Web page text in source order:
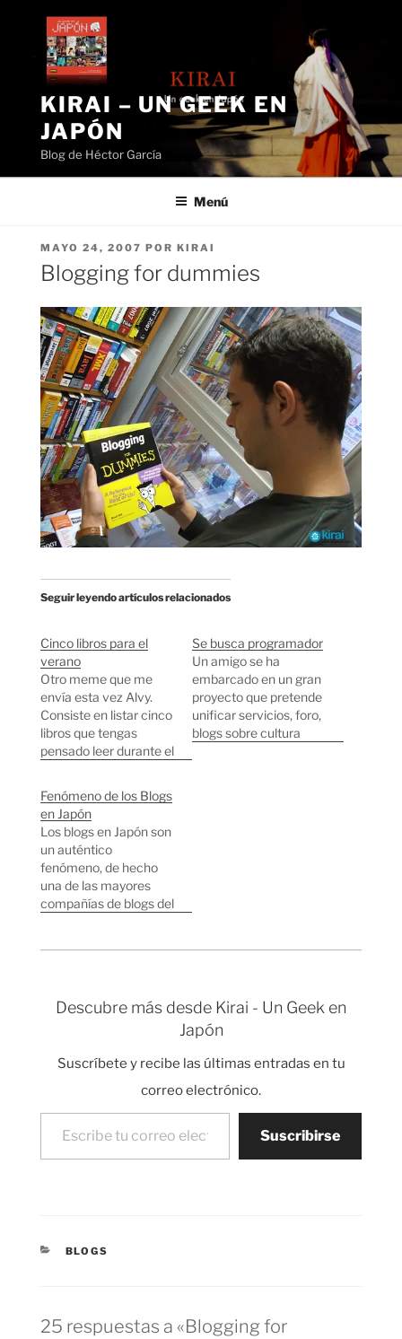
contenido
KIRAI – UN GEEK EN
JAPÓN
Blog de Héctor García
Menú
PUBLICADO
EL
MAYO 24, 2007 POR KIRAI
Blogging for dummies
Seguir leyendo artículos relacionados
Cinco libros para el
verano
Otro meme que me
envía esta vez Alvy.
Consiste en listar cinco
libros que tengas
pensado leer durante el
recomendación del
padre de Carlos. 2.-
Software Development
for Small Teams, creo
que es el siguiente
paso después de leer
Peopleware. 3.-
Mathematics: A
Se busca programador
Un amigo se ha
embarcado en un gran
proyecto que pretende
unificar servicios, foro,
blogs sobre cultura
los avances de…
Fenómeno de los Blogs
en Japón
Los blogs en Japón son
un auténtico
fenómeno, de hecho
una de las mayores
compañías de blogs del
toman muy en serio.
japonesa podemos ver
Descubre más desde Kirai - Un Geek en
Japón
Suscríbete y recibe las últimas entradas en tu
correo electrónico.
Escribe tu correo electrónico…
Suscribirse
CATEGORÍAS
BLOGS
25 respuestas a «Blogging for